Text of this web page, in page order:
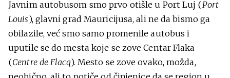
Javnim autobusom smo prvo otišle u Port Luj (Port
Louis), glavni grad Mauricijusa, ali ne da bismo ga
obilazile, već smo samo promenile autobus i
uputile se do mesta koje se zove Centar Flaka
(Centre de Flacq). Mesto se zove ovako, možda,